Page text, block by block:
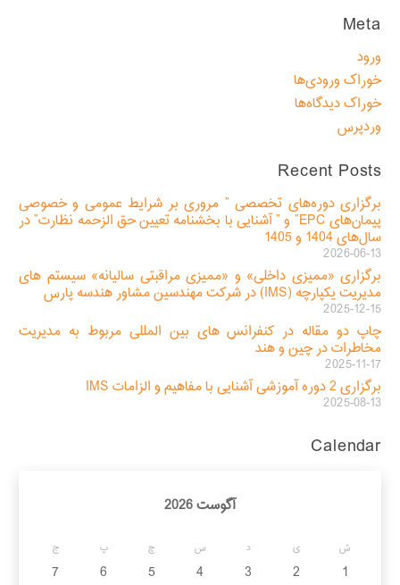
Meta
ورود
خوراک ورودی‌ها
خوراک دیدگاه‌ها
وردپرس
Recent Posts
برگزاری دوره‌های تخصصی ” مروری بر شرایط عمومی و خصوصی
پیمان‌های EPC” و ” آشنایی با بخشنامه تعیین حق الزحمه نظارت” در
سال‌های 1404 و 1405
2026-06-13
برگزاری «ممیزی داخلی» و «ممیزی مراقبتی سالیانه» سیستم های
مدیریت یکپارچه (IMS) در شرکت مهندسین مشاور هندسه پارس
2025-12-15
چاپ دو مقاله در کنفرانس های بین المللی مربوط به مدیریت
مخاطرات در چین و هند
2025-11-17
برگزاری 2 دوره آموزشی آشنایی با مفاهیم و الزامات IMS
2025-08-13
Calendar
آگوست 2026
ش ی د س چ پ ج
1
2
3
4
5
6
7